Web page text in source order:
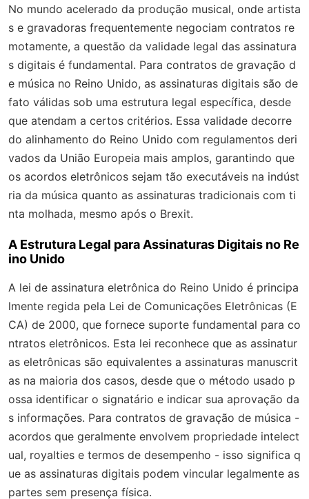
No mundo acelerado da produção musical, onde artista
s e gravadoras frequentemente negociam contratos re
motamente, a questão da validade legal das assinatura
s digitais é fundamental. Para contratos de gravação d
e música no Reino Unido, as assinaturas digitais são de
fato válidas sob uma estrutura legal específica, desde
que atendam a certos critérios. Essa validade decorre
do alinhamento do Reino Unido com regulamentos deri
vados da União Europeia mais amplos, garantindo que
os acordos eletrônicos sejam tão executáveis na indúst
ria da música quanto as assinaturas tradicionais com ti
nta molhada, mesmo após o Brexit.
A Estrutura Legal para Assinaturas Digitais no Re
ino Unido
A lei de assinatura eletrônica do Reino Unido é principa
lmente regida pela Lei de Comunicações Eletrônicas (E
CA) de 2000, que fornece suporte fundamental para co
ntratos eletrônicos. Esta lei reconhece que as assinatur
as eletrônicas são equivalentes a assinaturas manuscrit
as na maioria dos casos, desde que o método usado p
ossa identificar o signatário e indicar sua aprovação da
s informações. Para contratos de gravação de música -
acordos que geralmente envolvem propriedade intelect
ual, royalties e termos de desempenho - isso significa q
ue as assinaturas digitais podem vincular legalmente as
partes sem presença física.